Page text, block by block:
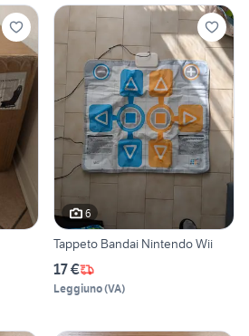
6
Tappeto Bandai Nintendo Wii
17 €
Leggiuno(VA)